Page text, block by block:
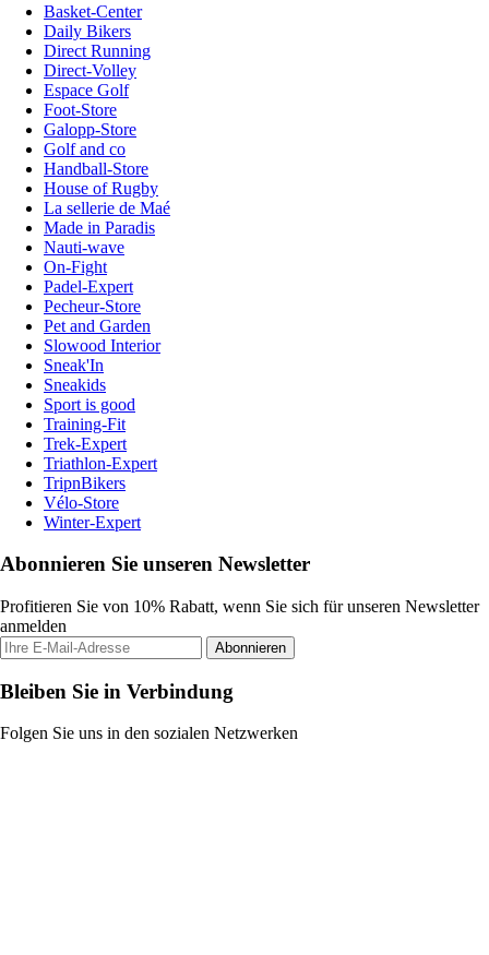
Basket-Center
Daily Bikers
Direct Running
Direct-Volley
Espace Golf
Foot-Store
Galopp-Store
Golf and co
Handball-Store
House of Rugby
La sellerie de Maé
Made in Paradis
Nauti-wave
On-Fight
Padel-Expert
Pecheur-Store
Pet and Garden
Slowood Interior
Sneak'In
Sneakids
Sport is good
Training-Fit
Trek-Expert
Triathlon-Expert
TripnBikers
Vélo-Store
Winter-Expert
Abonnieren Sie unseren Newsletter
Profitieren Sie von 10% Rabatt, wenn Sie sich für unseren Newsletter
anmelden
Abonnieren
Bleiben Sie in Verbindung
Folgen Sie uns in den sozialen Netzwerken